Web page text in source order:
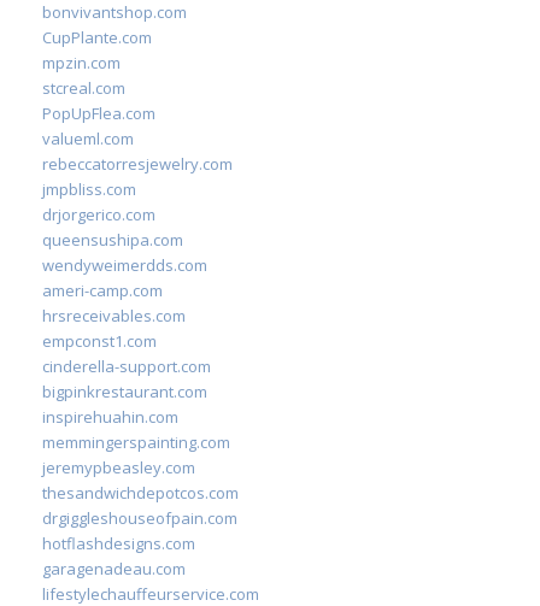
bonvivantshop.com
CupPlante.com
mpzin.com
stcreal.com
PopUpFlea.com
valueml.com
rebeccatorresjewelry.com
jmpbliss.com
drjorgerico.com
queensushipa.com
wendyweimerdds.com
ameri-camp.com
hrsreceivables.com
empconst1.com
cinderella-support.com
bigpinkrestaurant.com
inspirehuahin.com
memmingerspainting.com
jeremypbeasley.com
thesandwichdepotcos.com
drgiggleshouseofpain.com
hotflashdesigns.com
garagenadeau.com
lifestylechauffeurservice.com